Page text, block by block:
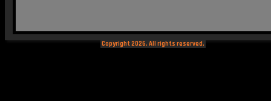
Copyright 2026. All rights reserved.